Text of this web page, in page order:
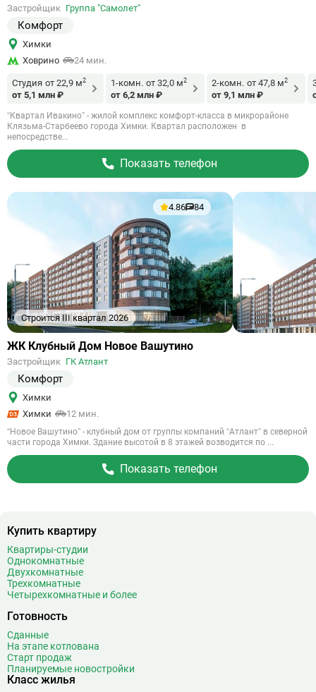
объект
Застройщик Группа "Самолет"
Комфорт
Химки
Ховрино
24 мин.
Студия от 22,9 м2
от 5,1 млн ₽
1-комн. от 32,0 м2
от 6,2 млн ₽
2-комн. от 47,8 м2
от 9,1 млн ₽
“Квартал Ивакино” - жилой комплекс комфорт-класса в микрорайоне
Клязьма-Старбеево города Химки. Квартал расположен в
непосредстве...
Показать телефон
Строится III квартал 2026
4.86 84
Ссылка
объект
ЖК Клубный Дом Новое Вашутино
Застройщик ГК Атлант
Комфорт
Химки
Химки
12 мин.
“Новое Вашутино” - клубный дом от группы компаний “Атлант” в северной
части города Химки. Здание высотой в 8 этажей возводится по ...
Показать телефон
Купить квартиру
Квартиры-студии
Однокомнатные
Двухкомнатные
Трехкомнатные
Четырехкомнатные и более
Готовность
Сданные
На этапе котлована
Старт продаж
Планируемые новостройки
Класс жилья